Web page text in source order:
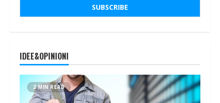
IDEE&OPINIONI
2 MIN READ